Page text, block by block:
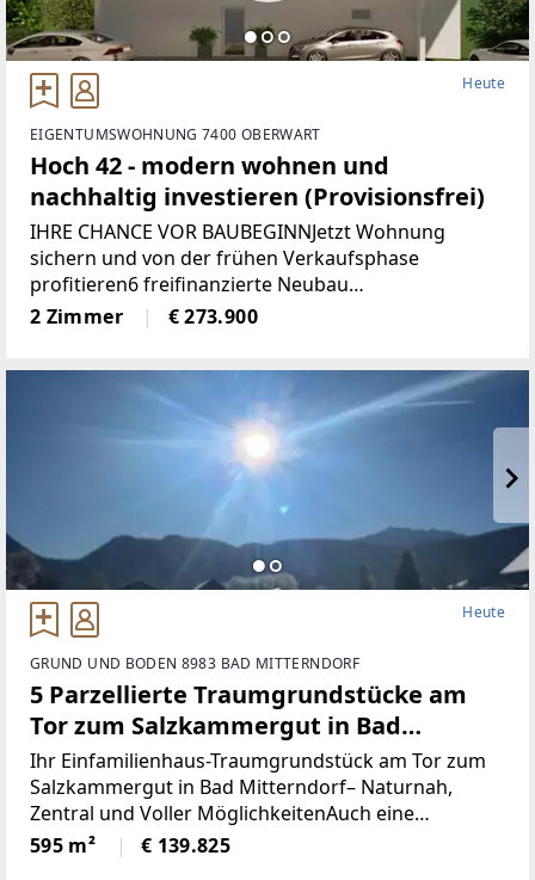
Heute
EIGENTUMSWOHNUNG 7400 OBERWART
Hoch 42 - modern wohnen und
nachhaltig investieren (Provisionsfrei)
IHRE CHANCE VOR BAUBEGINNJetzt Wohnung
sichern und von der frühen Verkaufsphase
profitieren6 freifinanzierte Neubau
EigentumswohnungenWohnungsgrößen von ca. 50
m² bis 68 m²Alle Wohnungen sind entweder mit
2 Zimmer € 273.900
Heute
GRUND UND BODEN 8983 BAD MITTERNDORF
5 Parzellierte Traumgrundstücke am
Tor zum Salzkammergut in Bad
Mitterndorf - naturnah, zentral und
voller Möglichkeiten (Provisionsfrei)
Ihr Einfamilienhaus-Traumgrundstück am Tor zum
Salzkammergut in Bad Mitterndorf– Naturnah,
Zentral und Voller MöglichkeitenAuch eine
touristische Vermietung ist nach Absprache mit der
Gemeinde möglich.Die Loipe und Therme
595 m² € 139.825